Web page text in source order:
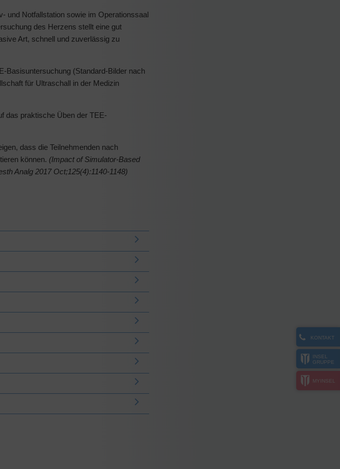
KONTAKT
INSEL
GRUPPE
MYINSEL
und Notfallstation sowie im Operationssaal
des Herzens stellt eine gut
Art, schnell und zuverlässig zu
Basisuntersuchung (Standard-Bilder nach
für Ultraschall in der Medizin
das praktische Üben der TEE-
dass die Teilnehmenden nach
können. (Impact of Simulator-Based
Analg 2017 Oct;125(4):1140-1148)